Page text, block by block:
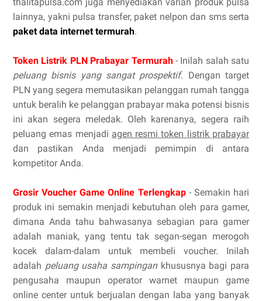
lainnya, yakni pulsa transfer, paket nelpon dan sms serta
paket data internet termurah.
Token Listrik PLN Prabayar Termurah- Inilah salah satu
peluang bisnis yang sangat prospektif. Dengan target
PLN yang segera memutasikan pelanggan rumah tangga
untuk beralih ke pelanggan prabayar maka potensi bisnis
ini akan segera meledak. Oleh karenanya, segera raih
peluang emas menjadi agen resmi token listrik prabayar
dan pastikan Anda menjadi pemimpin di antara
kompetitor Anda.
Grosir Voucher Game Online Terlengkap- Semakin hari
produk ini semakin menjadi kebutuhan oleh para gamer,
dimana Anda tahu bahwasanya sebagian para gamer
adalah maniak, yang tentu tak segan-segan merogoh
kocek dalam-dalam untuk membeli voucher. Inilah
adalah peluang usaha sampingankhususnya bagi para
pengusaha maupun operator warnet maupun game
online center untuk berjualan dengan laba yang banyak